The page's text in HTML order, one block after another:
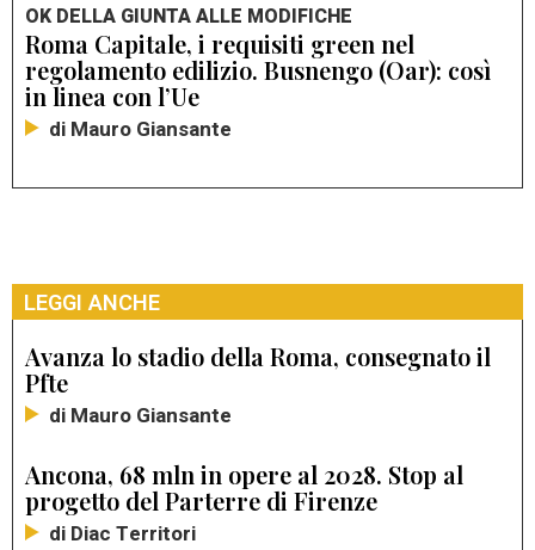
OK DELLA GIUNTA ALLE MODIFICHE
Roma Capitale, i requisiti green nel
regolamento edilizio. Busnengo (Oar): così
in linea con l’Ue
di Mauro Giansante
LEGGI ANCHE
Avanza lo stadio della Roma, consegnato il
Pfte
di Mauro Giansante
Ancona, 68 mln in opere al 2028. Stop al
progetto del Parterre di Firenze
di Diac Territori